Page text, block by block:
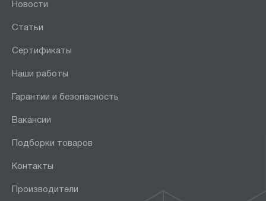
Новости
Статьи
Сертификаты
Наши работы
Гарантии и безопасность
Вакансии
Подборки товаров
Контакты
Производители